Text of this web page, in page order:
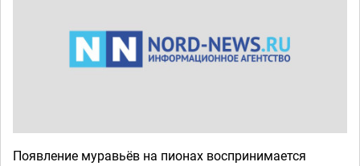
Появление муравьёв на пионах воспринимается